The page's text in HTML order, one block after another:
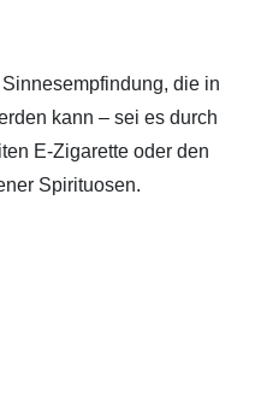
die in
kann – sei es durch
E-Zigarette oder den
Spirituosen.